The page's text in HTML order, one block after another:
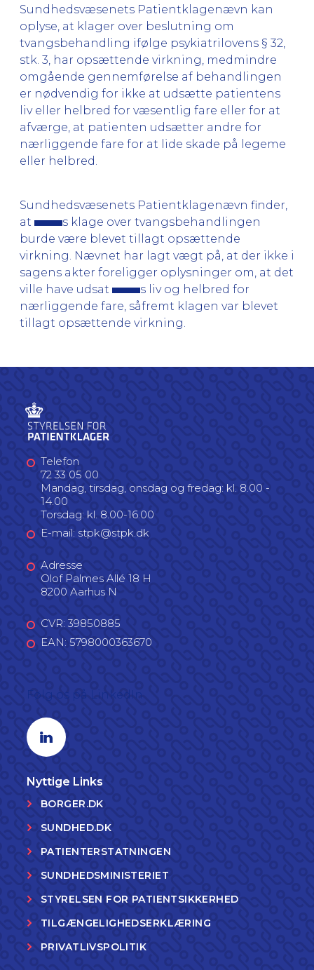
Sundhedsvæsenets Patientklagenævn kan
oplyse, at klager over beslutning om
tvangsbehandling ifølge psykiatrilovens § 32,
stk. 3, har opsættende virkning, medmindre
omgående gennemførelse af behandlingen
er nødvendig for ikke at udsætte patientens
liv eller helbred for væsentlig fare eller for at
afværge, at patienten udsætter andre for
nærliggende fare for at lide skade på legeme
eller helbred.
Sundhedsvæsenets Patientklagenævn finder,
at
s klage over tvangsbehandlingen
burde være blevet tillagt opsættende
virkning. Nævnet har lagt vægt på, at der ikke i
sagens akter foreligger oplysninger om, at det
ville have udsat
s liv og helbred for
nærliggende fare, såfremt klagen var blevet
tillagt opsættende virkning.
Telefon
72 33 05 00
Mandag, tirsdag, onsdag og fredag: kl. 8.00 -
14.00
Torsdag: kl. 8.00-16.00
E-mail: stpk@stpk.dk
Adresse
Olof Palmes Allé 18 H
8200 Aarhus N
CVR: 39850885
EAN: 5798000363670
Linkedin profil
Nyttige Links
BORGER.DK
SUNDHED.DK
PATIENTERSTATNINGEN
SUNDHEDSMINISTERIET
STYRELSEN FOR PATIENTSIKKERHED
TILGÆNGELIGHEDSERKLÆRING
PRIVATLIVSPOLITIK